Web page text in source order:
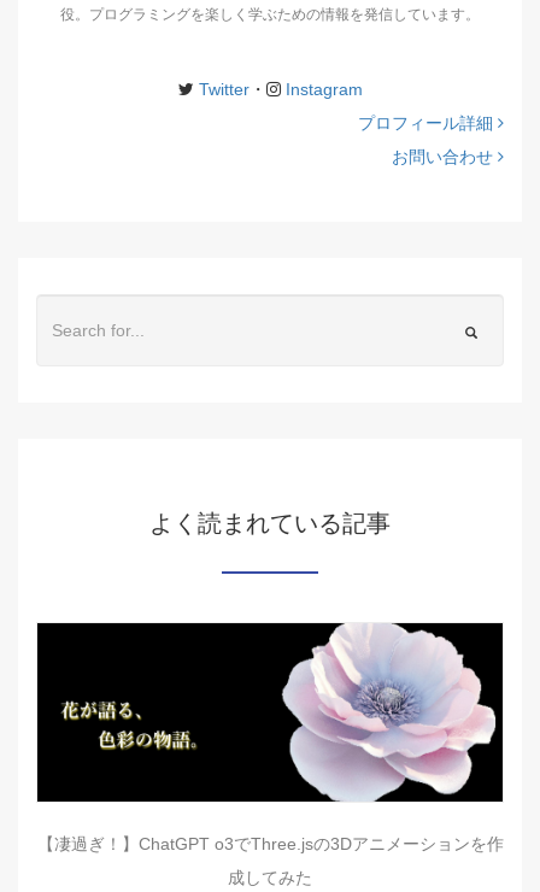
役。プログラミングを楽しく学ぶための情報を発信しています。
Twitter・
Instagram
プロフィール詳細
お問い合わせ
よく読まれている記事
【凄過ぎ！】ChatGPT o3でThree.jsの3Dアニメーションを作
成してみた